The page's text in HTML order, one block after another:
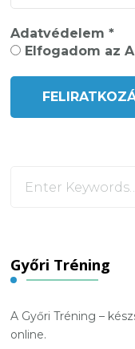
Adatvédelem*
Elfogadom az
Győri Tréning
A Győri Tréning –
online.